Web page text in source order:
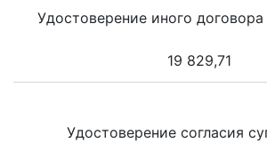
Удостоверение иного
19 829,71
Удостоверение согласия